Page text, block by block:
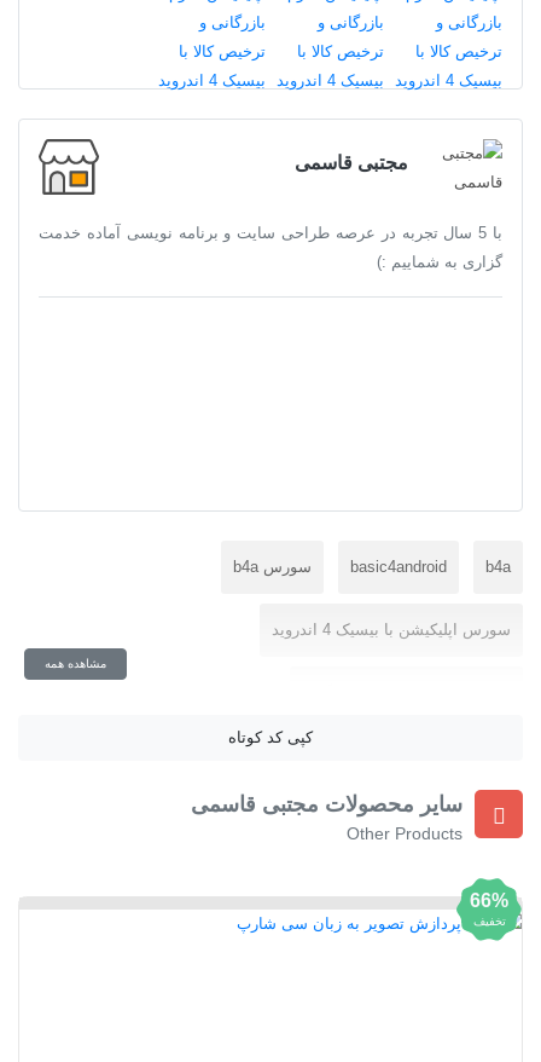
مجتبی قاسمی
با 5 سال تجربه در عرصه طراحی سایت و برنامه نویسی آماده خدمت
گزاری به شماییم :)
b4a
basic4android سورس b4a
سورس اپلیکیشن با بیسیک 4 اندروید
سورس اپلیکیشن علوم بازرگانی و ترخیص کالا
سورس رایگان بیسک 4 اندروید
مشاهده همه
کپی کد کوتاه
سایر محصولات مجتبی قاسمی
Other Products
66%
تخفیف